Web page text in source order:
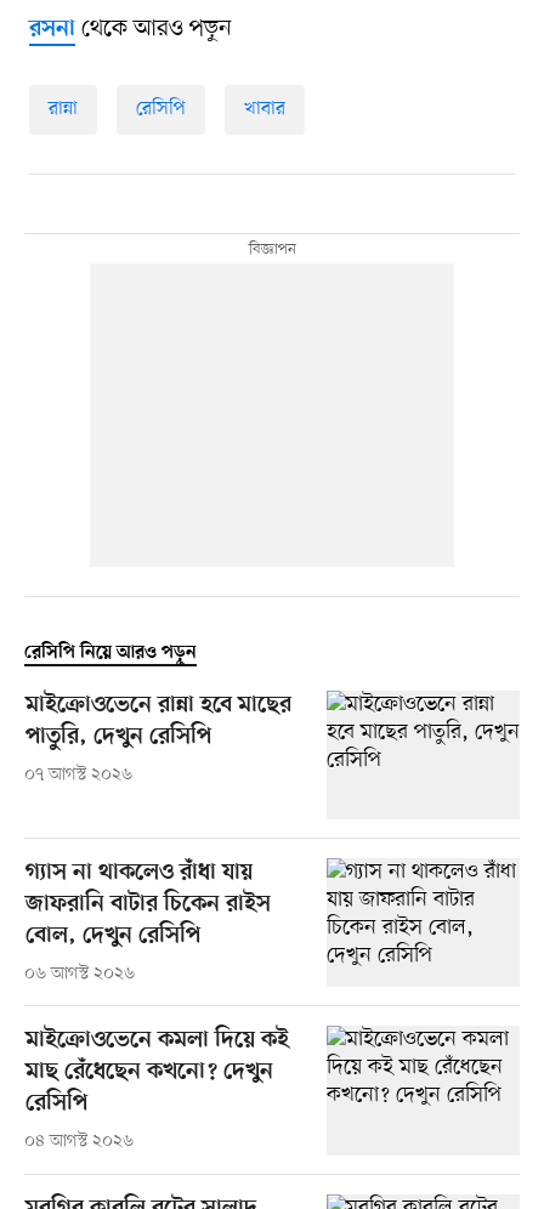
রসনাথেকে আরও পড়ুন
রান্না রেসিপি খাবার
রেসিপি নিয়ে আরও পড়ুন
মাইক্রোওভেনে রান্না হবে মাছের
পাতুরি, দেখুন রেসিপি
০৭ আগস্ট ২০২৬
গ্যাস না থাকলেও রাঁধা যায়
জাফরানি বাটার চিকেন রাইস
বোল, দেখুন রেসিপি
০৬ আগস্ট ২০২৬
মাইক্রোওভেনে কমলা দিয়ে কই
মাছ রেঁধেছেন কখনো? দেখুন
রেসিপি
০৪ আগস্ট ২০২৬